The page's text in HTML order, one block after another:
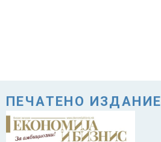
ПЕЧАТЕНО ИЗДАНИЕ